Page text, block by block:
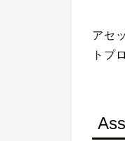
アセ
トプ